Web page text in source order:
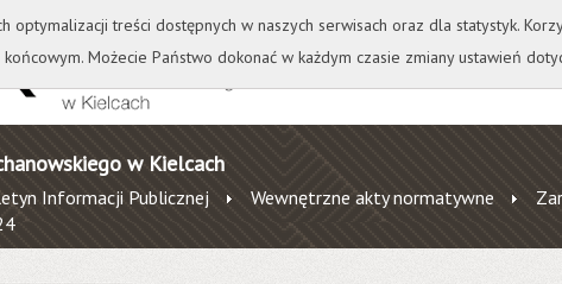
Biblioteka Wydawnictwo Wirtualna Uczelnia A A A
w Kielcach
Informacji Publicznej Wewnętrzne akty normatywne
optymalizacji treści dostępnych w naszych serwisach oraz dla statystyk.
Możecie Państwo dokonać w każdym czasie zmiany ustawień